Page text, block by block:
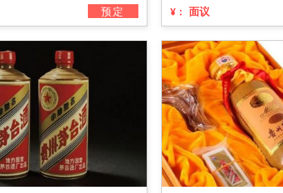
预定 ¥： 面议